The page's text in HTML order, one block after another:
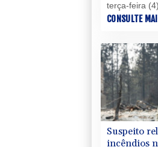
terça-feira
Boulogne-
embarcação
tentar
Mancha,
autoridades
CONSULTE
Suspeito
incêndios